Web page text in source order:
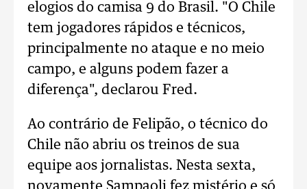
elogios do camisa 9 do Brasil. "O Chile
tem jogadores rápidos e técnicos,
principalmente no ataque e no meio
campo, e alguns podem fazer a
diferença", declarou Fred.
Ao contrário de Felipão, o técnico do
Chile não abriu os treinos de sua
equipe aos jornalistas. Nesta sexta,